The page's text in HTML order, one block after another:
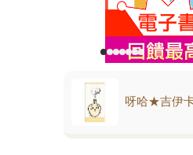
呀哈★吉伊